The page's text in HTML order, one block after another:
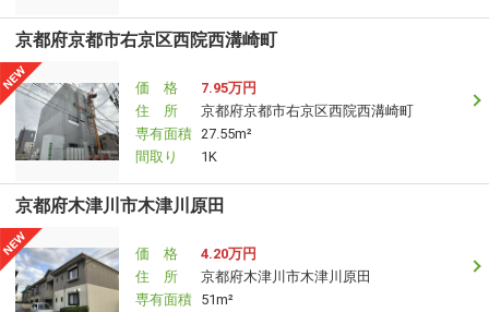
京都府京都市右京区西院西溝崎町
価 格
7.95万円
住 所
京都府京都市右京区西院西溝崎町
専有面積 27.55m²
間取り
1K
京都府木津川市木津川原田
価 格
4.20万円
住 所
京都府木津川市木津川原田
専有面積 51m²